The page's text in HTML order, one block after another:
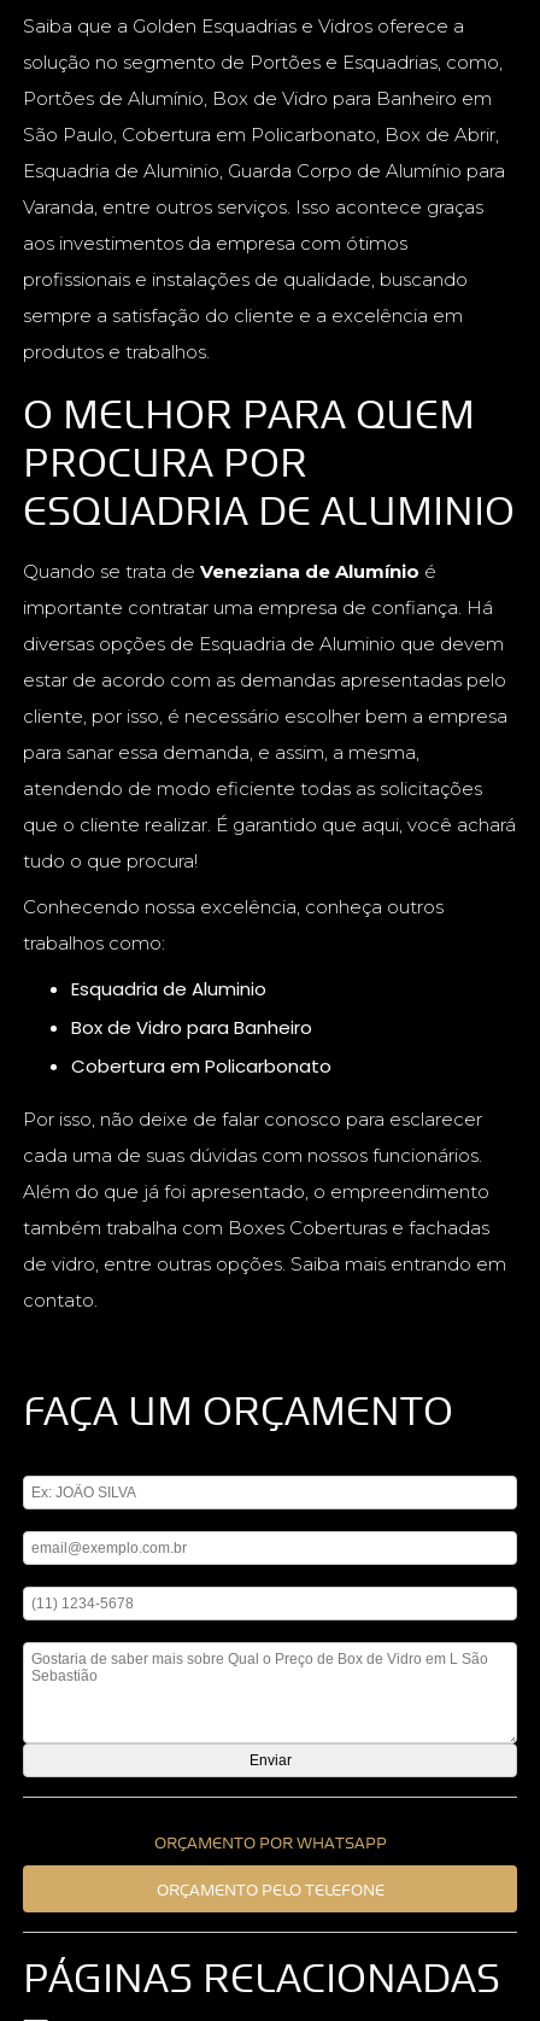
Saiba que a Golden Esquadrias e Vidros oferece a
solução no segmento de Portões e Esquadrias, como,
Portões de Alumínio, Box de Vidro para Banheiro em
São Paulo, Cobertura em Policarbonato, Box de Abrir,
Esquadria de Aluminio, Guarda Corpo de Alumínio para
Varanda, entre outros serviços. Isso acontece graças
aos investimentos da empresa com ótimos
profissionais e instalações de qualidade, buscando
sempre a satisfação do cliente e a excelência em
produtos e trabalhos.
O MELHOR PARA QUEM
PROCURA POR
ESQUADRIA DE ALUMINIO
Quando se trata deVeneziana de Alumínio é
importante contratar uma empresa de confiança. Há
diversas opções de Esquadria de Aluminio que devem
estar de acordo com as demandas apresentadas pelo
cliente, por isso, é necessário escolher bem a empresa
para sanar essa demanda, e assim, a mesma,
atendendo de modo eficiente todas as solicitações
que o cliente realizar. É garantido que aqui, você achará
tudo o que procura!
Conhecendo nossa excelência, conheça outros
trabalhos como:
Esquadria de Aluminio
Box de Vidro para Banheiro
Cobertura em Policarbonato
Por isso, não deixe de falar conosco para esclarecer
cada uma de suas dúvidas com nossos funcionários.
Além do que já foi apresentado, o empreendimento
também trabalha com Boxes Coberturas e fachadas
de vidro, entre outras opções. Saiba mais entrando em
contato.
FAÇA UM ORÇAMENTO
ORÇAMENTO POR WHATSAPP
ORÇAMENTO PELO TELEFONE
PÁGINAS RELACIONADAS